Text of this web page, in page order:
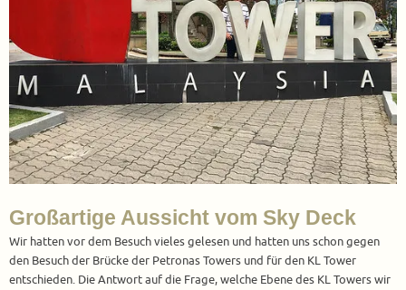
Großartige Aussicht vom Sky Deck
Wir hatten vor dem Besuch vieles gelesen und hatten uns schon gegen
den Besuch der Brücke der Petronas Towers und für den KL Tower
entschieden. Die Antwort auf die Frage, welche Ebene des KL Towers wir